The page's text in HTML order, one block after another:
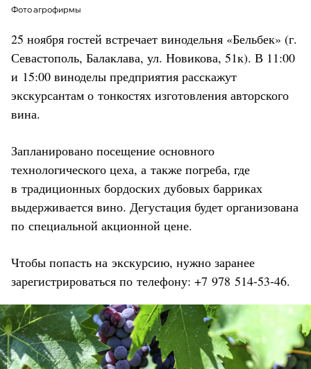
Фото агрофирмы
25 ноября гостей встречает винодельня «Бельбек» (г.
Севастополь, Балаклава, ул. Новикова, 51к). В 11:00
и 15:00 виноделы предприятия расскажут
экскурсантам о тонкостях изготовления авторского
вина.
Запланировано посещение основного
технологического цеха, а также погреба, где
в традиционных бордоских дубовых барриках
выдерживается вино. Дегустация будет организована
по специальной акционной цене.
Чтобы попасть на экскурсию, нужно заранее
зарегистрироваться по телефону: +7 978 514-53-46.